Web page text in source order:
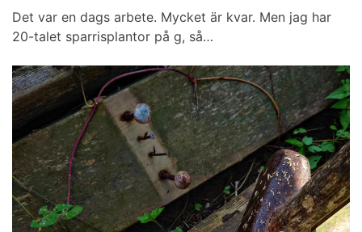
Det var en dags arbete. Mycket är kvar. Men jag har
20-talet sparrisplantor på g, så…